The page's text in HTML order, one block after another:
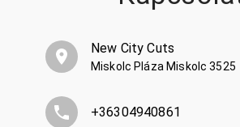
New City Cuts
Miskolc Pláza Miskolc 3525
+36304940861